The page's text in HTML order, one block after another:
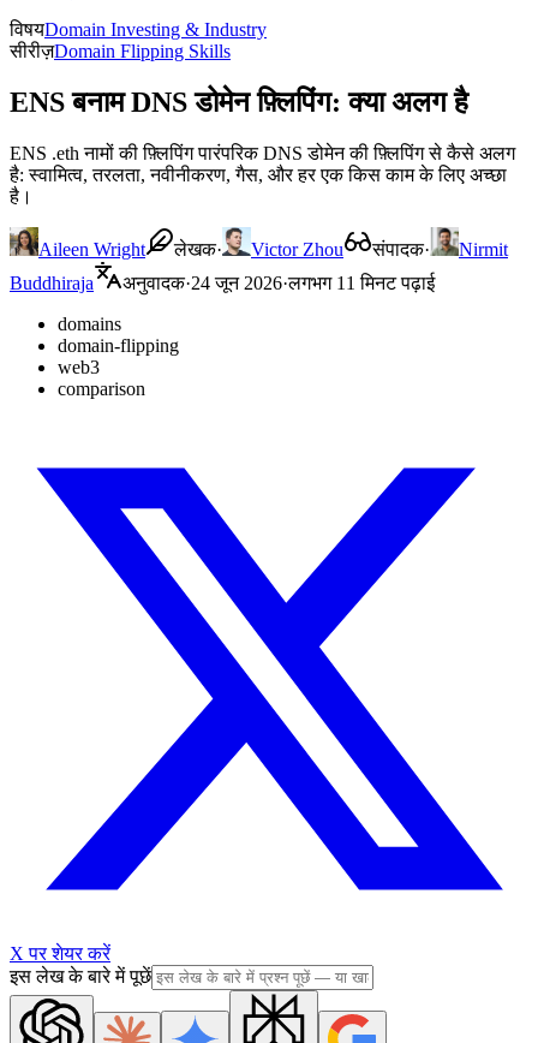
विषयDomain Investing & Industry
सीरीज़Domain Flipping Skills
ENS बनाम DNS डोमेन फ़्लिपिंग: क्या अलग है
ENS .eth नामों की फ़्लिपिंग पारंपरिक DNS डोमेन की फ़्लिपिंग से कैसे अलग
है: स्वामित्व, तरलता, नवीनीकरण, गैस, और हर एक किस काम के लिए अच्छा
है।
Aileen Wright लेखक· Victor Zhou संपादक·
Nirmit
Buddhiraja
अनुवादक·24 जून 2026·लगभग 11 मिनट पढ़ाई
domains
domain-flipping
web3
comparison
X पर शेयर करें
इस लेख के बारे में पूछें